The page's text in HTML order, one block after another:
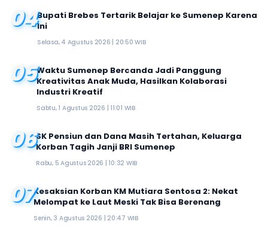
04Bupati Brebes Tertarik Belajar ke Sumenep Karena
Ini
Selasa, 4 Agustus 2026 | 20:50 WIB
05Waktu Sumenep Bercanda Jadi Panggung
Kreativitas Anak Muda, Hasilkan Kolaborasi
Industri Kreatif
Sabtu, 1 Agustus 2026 | 11:01 WIB
06SK Pensiun dan Dana Masih Tertahan, Keluarga
Korban Tagih Janji BRI Sumenep
Rabu, 5 Agustus 2026 | 10:32 WIB
07Kesaksian Korban KM Mutiara Sentosa 2: Nekat
Melompat ke Laut Meski Tak Bisa Berenang
Senin, 3 Agustus 2026 | 20:47 WIB